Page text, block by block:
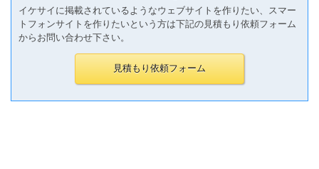
イケサイに掲載されているようなウェブサイトを作りたい、スマー
トフォンサイトを作りたいという方は下記の見積もり依頼フォーム
からお問い合わせ下さい。